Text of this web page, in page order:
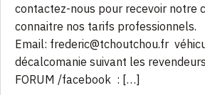
contactez-nous pour recevoir notre
connaitre nos tarifs professionnels.
Email: frederic@tchoutchou.fr
décalcomanie suivant les
FORUM /facebook : […]